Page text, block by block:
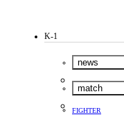
K-1
news
match
FIGHTER